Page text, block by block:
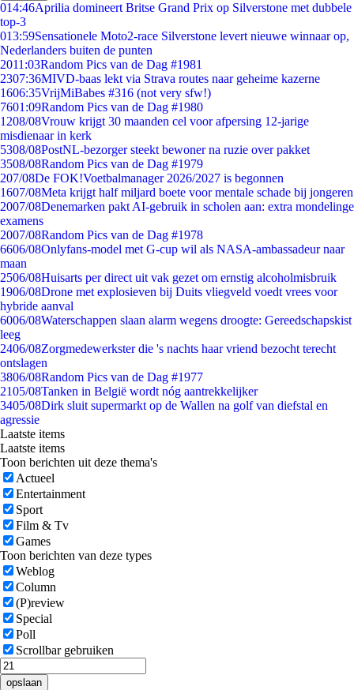
014:46Aprilia domineert Britse Grand Prix op Silverstone met dubbele
top-3
013:59Sensationele Moto2-race Silverstone levert nieuwe winnaar op,
Nederlanders buiten de punten
2011:03Random Pics van de Dag #1981
2307:36MIVD-baas lekt via Strava routes naar geheime kazerne
1606:35VrijMiBabes #316 (not very sfw!)
7601:09Random Pics van de Dag #1980
1208/08Vrouw krijgt 30 maanden cel voor afpersing 12-jarige
misdienaar in kerk
5308/08PostNL-bezorger steekt bewoner na ruzie over pakket
3508/08Random Pics van de Dag #1979
207/08De FOK!Voetbalmanager 2026/2027 is begonnen
1607/08Meta krijgt half miljard boete voor mentale schade bij jongeren
2007/08Denemarken pakt AI-gebruik in scholen aan: extra mondelinge
examens
2007/08Random Pics van de Dag #1978
6606/08Onlyfans-model met G-cup wil als NASA-ambassadeur naar
maan
2506/08Huisarts per direct uit vak gezet om ernstig alcoholmisbruik
1906/08Drone met explosieven bij Duits vliegveld voedt vrees voor
hybride aanval
6006/08Waterschappen slaan alarm wegens droogte: Gereedschapskist
leeg
2406/08Zorgmedewerkster die 's nachts haar vriend bezocht terecht
ontslagen
3806/08Random Pics van de Dag #1977
2105/08Tanken in België wordt nóg aantrekkelijker
3405/08Dirk sluit supermarkt op de Wallen na golf van diefstal en
agressie
Laatste items
Laatste items
Toon berichten uit deze thema's
Actueel
Entertainment
Sport
Film & Tv
Games
Toon berichten van deze types
Weblog
Column
(P)review
Special
Poll
Scrollbar gebruiken
opslaan